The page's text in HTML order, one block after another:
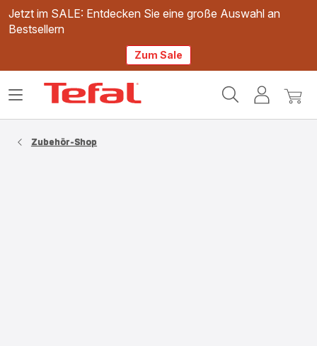
Jetzt im SALE: Entdecken Sie eine große Auswahl an
Bestsellern
Zum Sale
Mein
Mein
Das
Zubehör-Shop